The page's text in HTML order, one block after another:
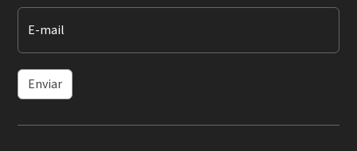
E-mail
Enviar